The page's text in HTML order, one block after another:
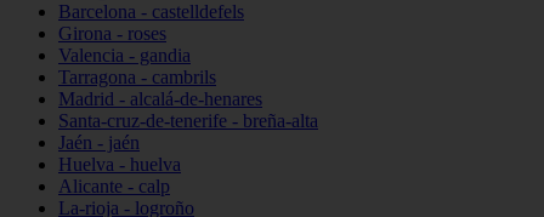
Barcelona - castelldefels
Girona - roses
Valencia - gandia
Tarragona - cambrils
Madrid - alcalá-de-henares
Santa-cruz-de-tenerife - breña-alta
Jaén - jaén
Huelva - huelva
Alicante - calp
La-rioja - logroño